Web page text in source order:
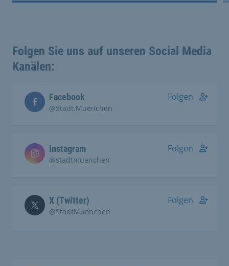
Folgen Sie uns auf unseren Social Media
Kanälen:
Facebook
@Stadt.Muenchen
Folgen
Instagram
@stadtmuenchen
Folgen
X (Twitter)
@StadtMuenchen
Folgen